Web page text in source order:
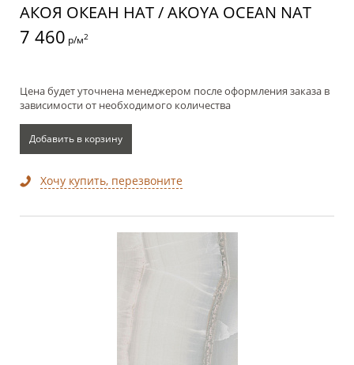
АКОЯ ОКЕАН НАТ / AKOYA OCEAN NAT
7 460 р/м2
Цена будет уточнена менеджером после оформления заказа в
зависимости от необходимого количества
Добавить в корзину
Хочу купить, перезвоните